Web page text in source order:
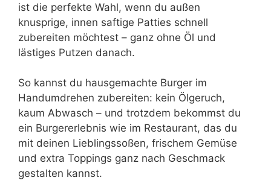
ist die perfekte Wahl, wenn du außen
knusprige, innen saftige Patties schnell
zubereiten möchtest – ganz ohne Öl und
lästiges Putzen danach.
So kannst du hausgemachte Burger im
Handumdrehen zubereiten: kein Ölgeruch,
kaum Abwasch – und trotzdem bekommst du
ein Burgererlebnis wie im Restaurant, das du
mit deinen Lieblingssoßen, frischem Gemüse
und extra Toppings ganz nach Geschmack
gestalten kannst.